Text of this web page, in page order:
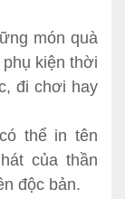
món quà
kiện thời
đi chơi hay
thể in tên
của thần
độc bản.